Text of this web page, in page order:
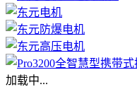
加载中...